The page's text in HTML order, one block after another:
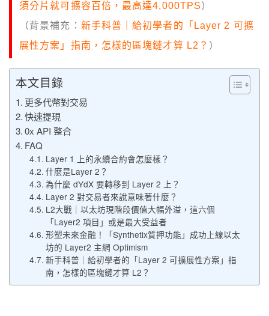
須分片就可擴容百倍，最高達4,000TPS）
（背景補充： 新手科普｜給初學者的「Layer 2 可擴
展性方案」指南，怎樣的區塊鏈才算 L2？ ）
本文目錄
更多代幣對交易
快速提現
0x API 整合
FAQ
Layer 1 上的永續合約會怎麼樣？
什麼是Layer 2？
為什麼 dYdX 要轉移到 Layer 2 上？
Layer 2 對交易者來說意味著什麼？
L2大戰｜以太坊現階段價值大幅外溢，這六個
「Layer2 項目」或是最大受益者
形塑未來金融！「Synthetix質押功能」成功上線以太
坊的 Layer2 主網 Optimism
新手科普｜給初學者的「Layer 2 可擴展性方案」指
南，怎樣的區塊鏈才算 L2？